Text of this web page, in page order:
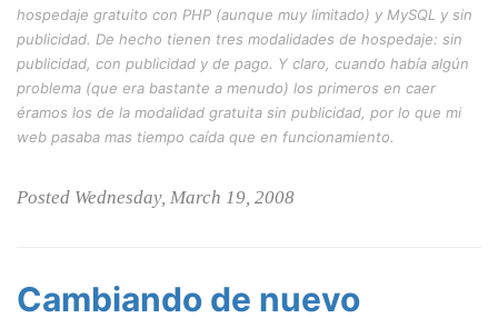
hospedaje gratuito con PHP (aunque muy limitado) y MySQL y sin
publicidad. De hecho tienen tres modalidades de hospedaje: sin
publicidad, con publicidad y de pago. Y claro, cuando había algún
problema (que era bastante a menudo) los primeros en caer
éramos los de la modalidad gratuita sin publicidad, por lo que mi
web pasaba mas tiempo caída que en funcionamiento.
Posted Wednesday, March 19, 2008
Cambiando de nuevo